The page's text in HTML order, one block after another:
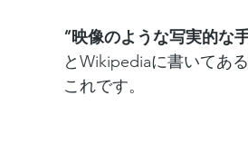
”映像のような写実的な
とWikipediaに書いてある
これです。